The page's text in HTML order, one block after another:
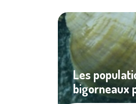
Les
bigorneaux